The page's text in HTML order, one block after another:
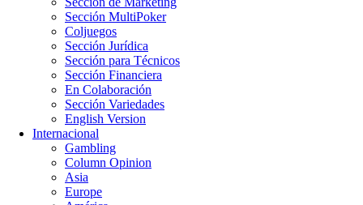
Sección MultiPoker
Coljuegos
Sección Jurídica
Sección para Técnicos
Sección Financiera
En Colaboración
Sección Variedades
English Version
Internacional
Gambling
Column Opinion
Asia
Europe